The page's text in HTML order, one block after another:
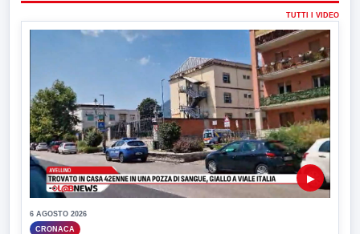
TUTTI I VIDEO
▶
6 AGOSTO 2026
CRONACA